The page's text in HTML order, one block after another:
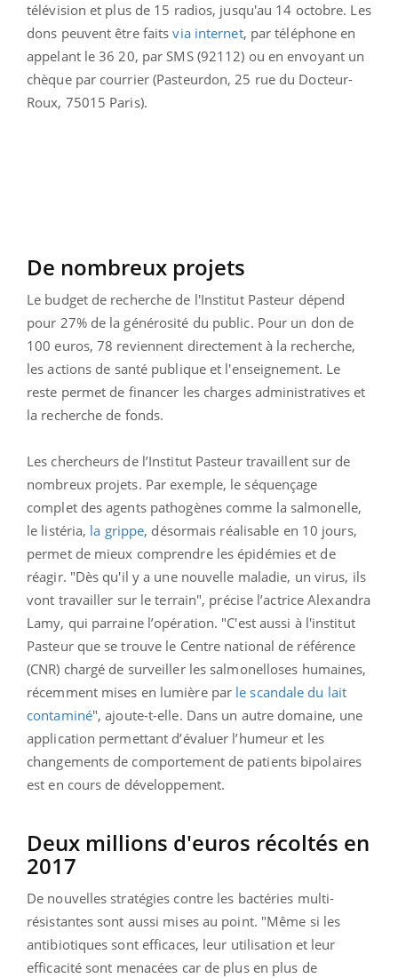
télévision et plus de 15 radios, jusqu'au 14 octobre. Les
dons peuvent être faitsvia internet, par téléphone en
appelant le 36 20, par SMS (92112) ou en envoyant un
chèque par courrier (Pasteurdon, 25 rue du Docteur-
Roux, 75015 Paris).
De nombreux projets
Le budget de recherche de l'Institut Pasteur dépend
pour 27% de la générosité du public. Pour un don de
100 euros, 78 reviennent directement à la recherche,
les actions de santé publique et l'enseignement. Le
reste permet de financer les charges administratives et
la recherche de fonds.
Les chercheurs de l’Institut Pasteur travaillent sur de
nombreux projets. Par exemple, le séquençage
complet des agents pathogènes comme la salmonelle,
le listéria, la grippe, désormais réalisable en 10 jours,
permet de mieux comprendre les épidémies et de
réagir. "Dès qu'il y a une nouvelle maladie, un virus, ils
vont travailler sur le terrain", précise l’actrice Alexandra
Lamy, qui parraine l’opération. "C'est aussi à l'institut
Pasteur que se trouve le Centre national de référence
(CNR) chargé de surveiller les salmonelloses humaines,
récemment mises en lumière par le scandale du lait
contaminé", ajoute-t-elle. Dans un autre domaine, une
application permettant d’évaluer l’humeur et les
changements de comportement de patients bipolaires
est en cours de développement.
Deux millions d'euros récoltés en
2017
De nouvelles stratégies contre les bactéries multi-
résistantes sont aussi mises au point. "Même si les
antibiotiques sont efficaces, leur utilisation et leur
efficacité sont menacées car de plus en plus de